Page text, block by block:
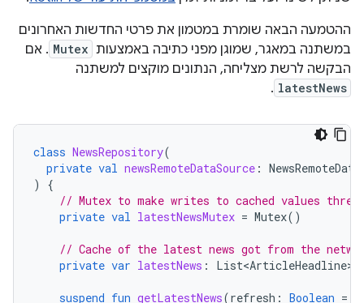
ההטמעה הבאה שומרת במטמון את פרטי החדשות האחרונים
במשתנה במאגר, שמוגן מפני כתיבה באמצעות Mutex . אם
הבקשה לרשת מצליחה, הנתונים מוקצים למשתנה
latestNews
.
class NewsRepository(
private val newsRemoteDataSource :
)
{
// Mutex to make writes to cached values
private val latestNewsMutex = Mutex()
// Cache of the latest news got from the
private var latestNews : List<ArticleHeadline>
suspend fun getLatestNews(refresh : Boolean =